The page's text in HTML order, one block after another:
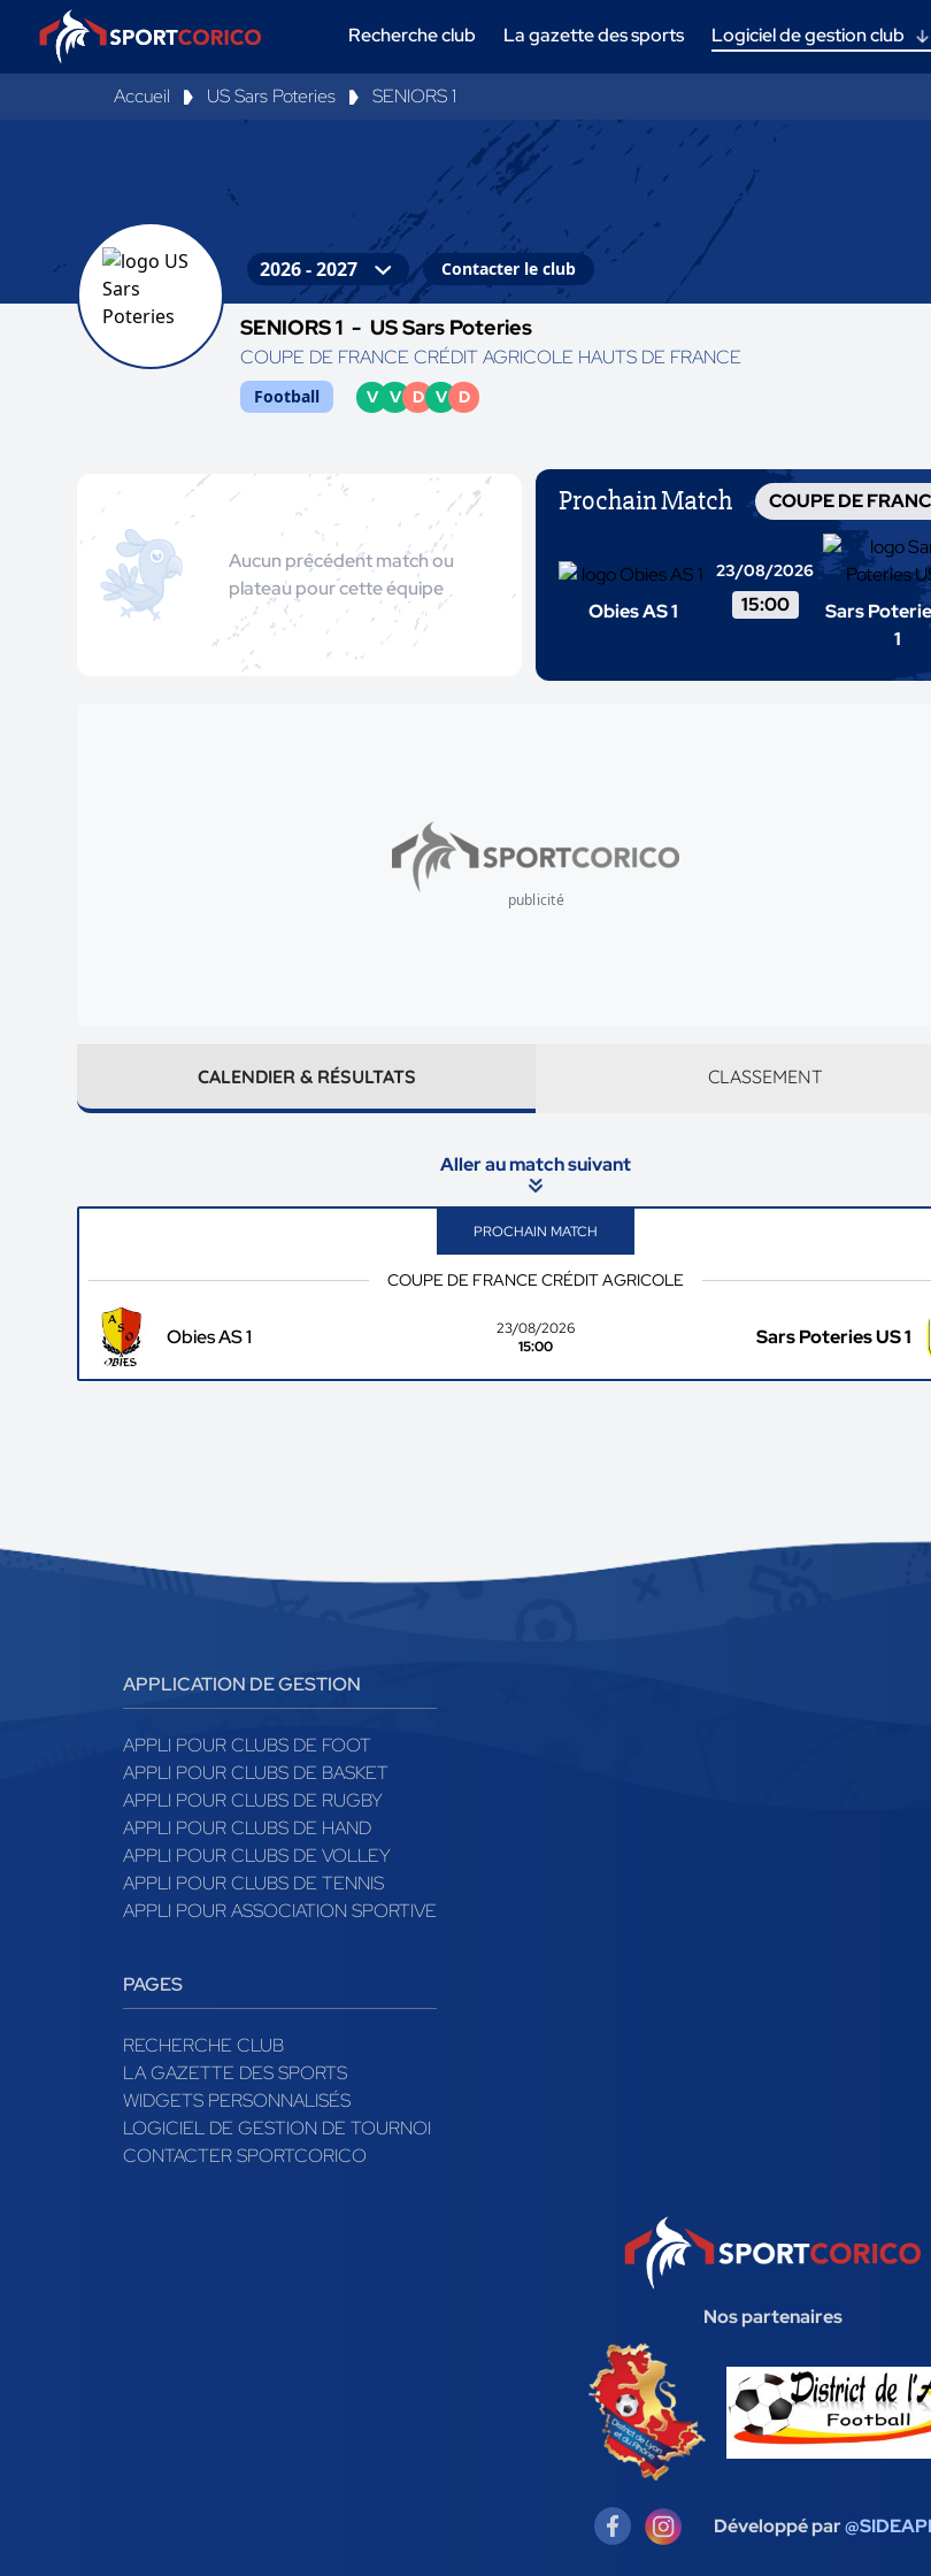
Recherche club La gazette des sports Logiciel de gestion club
Accueil US Sars Poteries SENIORS 1
Contacter le club
SENIORS 1 - US Sars Poteries
COUPE DE FRANCE CRÉDIT AGRICOLE HAUTS DE FRANCE
Football V V D V D
Aucun précédent match ou
plateau pour cette équipe
Prochain Match
Obies AS 1
23/08/2026
15:00
Sars
1
publicité
CALENDIER & RÉSULTATS CLASSEMENT
Aller au match suivant
PROCHAIN MATCH
COUPE DE FRANCE CRÉDIT AGRICOLE
Obies AS 1
23/08/2026
15:00
Sars Poteries US 1
APPLICATION DE GESTION
APPLI POUR CLUBS DE FOOT
APPLI POUR CLUBS DE BASKET
APPLI POUR CLUBS DE RUGBY
APPLI POUR CLUBS DE HAND
APPLI POUR CLUBS DE VOLLEY
APPLI POUR CLUBS DE TENNIS
APPLI POUR ASSOCIATION SPORTIVE
PAGES
RECHERCHE CLUB
LA GAZETTE DES SPORTS
WIDGETS PERSONNALISÉS
LOGICIEL DE GESTION DE TOURNOI
CONTACTER SPORTCORICO
Nos partenaires
Développé par